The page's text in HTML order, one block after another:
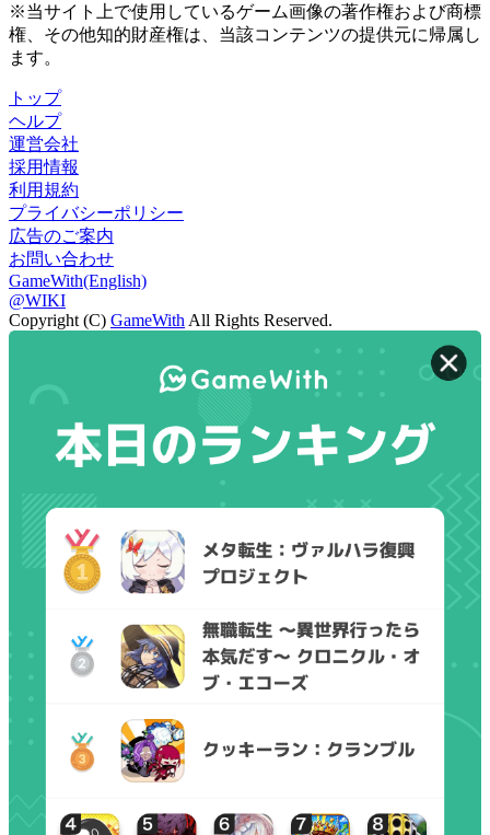
※当サイト上で使用しているゲーム画像の著作権および商標
権、その他知的財産権は、当該コンテンツの提供元に帰属し
ます。
トップ
ヘルプ
運営会社
採用情報
利用規約
プライバシーポリシー
広告のご案内
お問い合わせ
GameWith(English)
@WIKI
Copyright (C) GameWith All Rights Reserved.